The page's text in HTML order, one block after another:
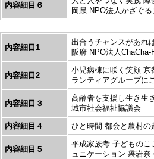
内容細目６
岡県 NPO法人かざぐ
内容細目1
出合うチャンスがあれ
阪府 NPO法人ChaCha-
内容細目2
小児病棟に咲く笑顔
ランティアグループに
内容細目３
高齢者を支援し生き生
城市社会福祉協議会
内容細目４
ひと時間 都会と農村
内容細目５
平成家族考 子どものこ
ュニケーション 袰岩奈